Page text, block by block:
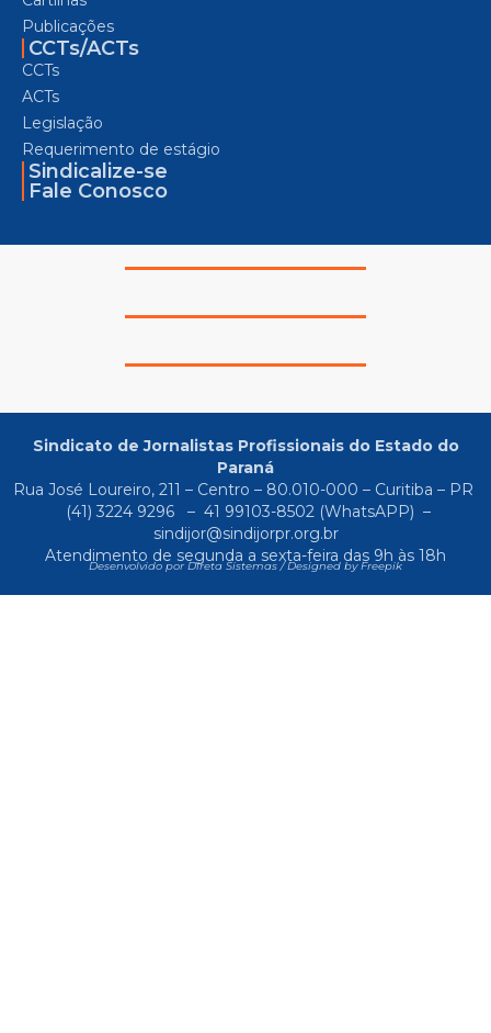
Publicações
CCTs/ACTs
CCTs
ACTs
Legislação
Requerimento de estágio
Sindicalize-se
Fale Conosco
Sindicato de Jornalistas Profissionais do Estado do
Paraná
Rua José Loureiro, 211 – Centro – 80.010-000 – Curitiba – PR
(41) 3224 9296
– 41 99103-8502(WhatsAPP) –
sindijor@sindijorpr.org.br
Atendimento de segunda a sexta-feira das 9h às 18h
Desenvolvido por Direta Sistemas /Designed by Freepik